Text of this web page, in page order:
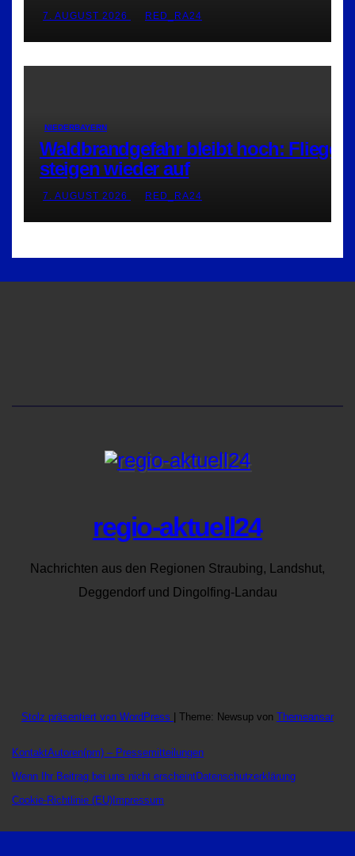
7. AUGUST 2026 RED_RA24
NIEDERBAYERN
Waldbrandgefahr bleibt hoch: Flieger
steigen wieder auf
7. AUGUST 2026 RED_RA24
regio-aktuell24
Nachrichten aus den Regionen Straubing, Landshut,
Deggendorf und Dingolfing-Landau
Stolz präsentiert von WordPress Theme: Newsup von Themeansar
KontaktAutoren(pm) – Pressemitteilungen
Wenn Ihr Beitrag bei uns nicht erscheintDatenschutzerklärung
Cookie-Richtlinie (EU) Impressum